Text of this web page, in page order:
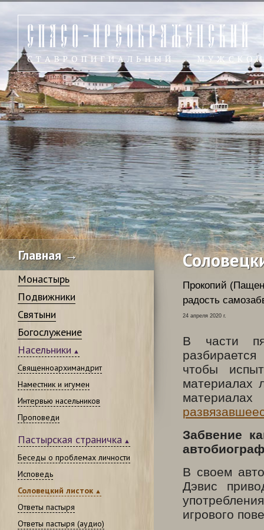
Главная →
Монастырь
Подвижники
Святыни
Богослужение
Насельники
Священноархимандрит
Наместник и игумен
Интервью насельников
Проповеди
Пастырская страничка
Беседы о проблемах личности
Исповедь
Соловецкий листок
Ответы пастыря
Ответы пастыря (аудио)
Прокопий
радость
24 апреля 2020 г.
В части
чтобы
материалах
Забвение
В своем
Дэвис
игрового